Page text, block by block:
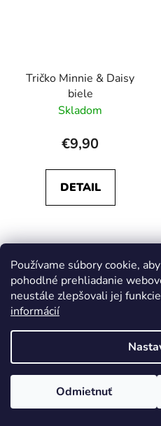
Používame súbory cookie,
pohodlné prehliadanie
neustále zlepšovali jej
informácií
Odmietnuť
Tričko Minnie & Daisy
biele
Skladom
€9,90
DETAIL